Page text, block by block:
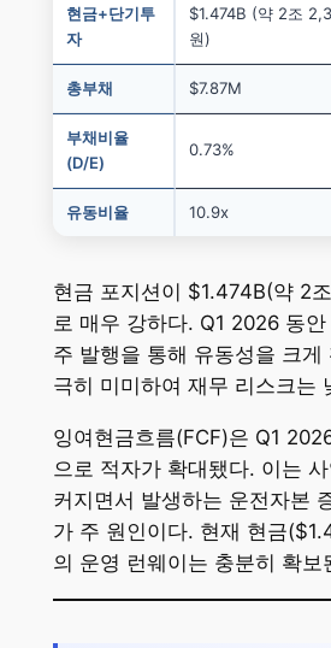
현금+단기투
자
$1.474B (약 2조
원)
총부채 $7.87M
부채비율
(D/E)
0.73%
유동비율 10.9x
현금 포지션이 $1.474B(약 2
로 매우 강하다. Q1 2026 동
주 발행을 통해 유동성을 크게
극히 미미하여 재무 리스크는
잉여현금흐름(FCF)은 Q1
으로 적자가 확대됐다. 이는
커지면서 발생하는 운전자본
가 주 원인이다. 현재 현금
의 운영 런웨이는 충분히 확보